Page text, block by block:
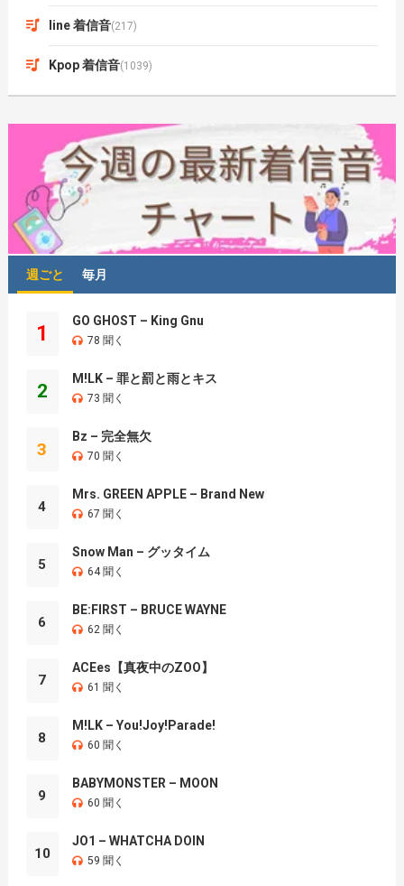
line 着信音(217)
Kpop 着信音(1039)
週ごと 毎月
1
GO GHOST – King Gnu
78 聞く
2
M!LK – 罪と罰と雨とキス
73 聞く
3
Bz – 完全無欠
70 聞く
4
Mrs. GREEN APPLE – Brand New
67 聞く
5
Snow Man – グッタイム
64 聞く
6
BE:FIRST – BRUCE WAYNE
62 聞く
7
ACEes【真夜中のZOO】
61 聞く
8
M!LK – You!Joy!Parade!
60 聞く
9
BABYMONSTER – MOON
60 聞く
10
JO1 – WHATCHA DOIN
59 聞く